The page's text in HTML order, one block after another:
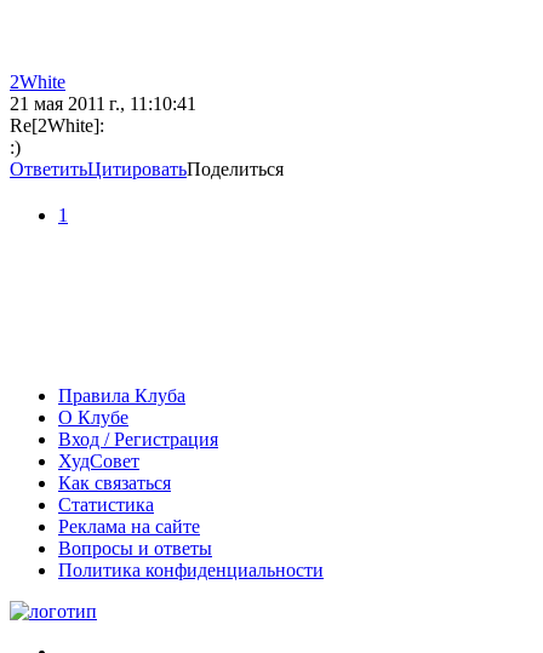
2White
21 мая 2011 г., 11:10:41
Re[2White]:
:)
ОтветитьЦитироватьПоделиться
1
Правила Клуба
О Клубе
Вход / Регистрация
ХудСовет
Как связаться
Статистика
Реклама на сайте
Вопросы и ответы
Политика конфиденциальности